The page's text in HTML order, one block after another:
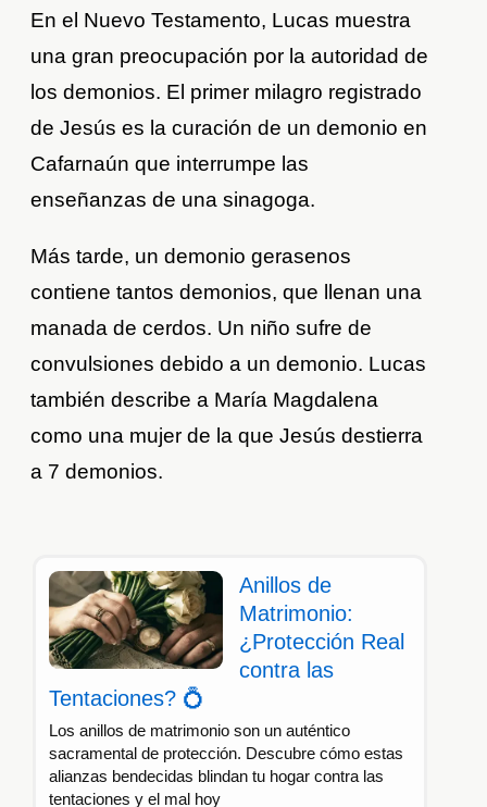
En el Nuevo Testamento, Lucas muestra
una gran preocupación por la autoridad de
los demonios. El primer milagro registrado
de Jesús es la curación de un demonio en
Cafarnaún que interrumpe las
enseñanzas de una sinagoga.
Más tarde, un demonio gerasenos
contiene tantos demonios, que llenan una
manada de cerdos. Un niño sufre de
convulsiones debido a un demonio. Lucas
también describe a María Magdalena
como una mujer de la que Jesús destierra
a 7 demonios.
Anillos de
Matrimonio:
¿Protección Real
contra las
Tentaciones? 💍
Los anillos de matrimonio son un auténtico
sacramental de protección. Descubre cómo estas
alianzas bendecidas blindan tu hogar contra las
tentaciones y el mal hoy